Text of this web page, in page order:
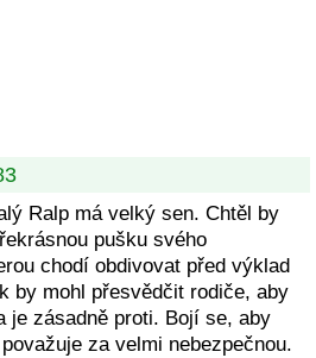
Ralp má velký sen. Chtěl by
pušku svého
chodí obdivovat před výklad
by mohl přesvědčit rodiče, aby
je zásadně proti. Bojí se, aby
za velmi nebezpečnou.